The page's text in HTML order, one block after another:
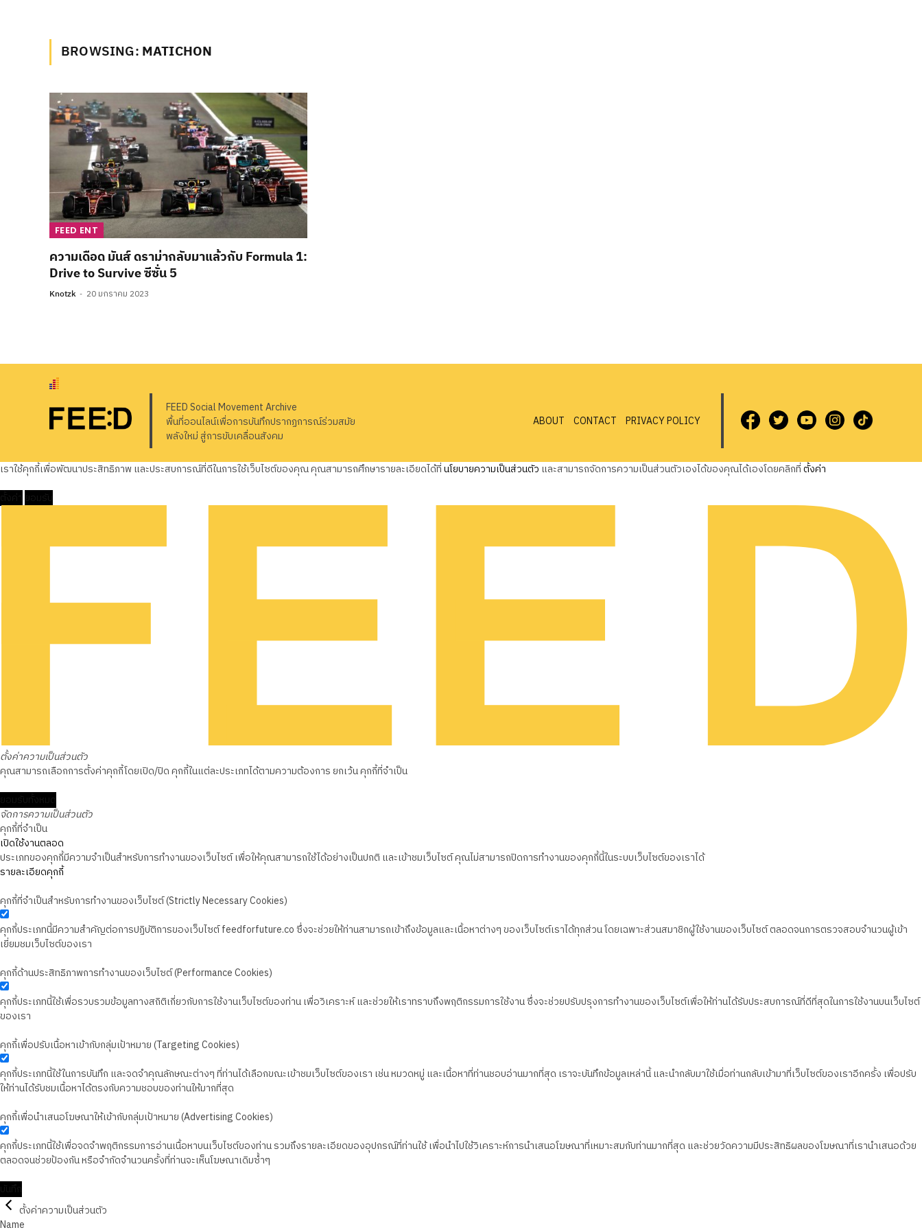
BROWSING:MATICHON
FEED ENT
ความเดือด มันส์ ดราม่ากลับมาแล้วกับ Formula 1:
Drive to Survive ซีซั่น 5
Knotzk 20 มกราคม 2023
FEED Social Movement Archive
พื้นที่ออนไลน์เพื่อการบันทึกปรากฏการณ์ร่วมสมัย
พลังใหม่ สู่การขับเคลื่อนสังคม
ABOUT CONTACT PRIVACY POLICY
เราใช้คุกกี้เพื่อพัฒนาประสิทธิภาพ และประสบการณ์ที่ดีในการใช้เว็บไซต์ของคุณ คุณสามารถศึกษารายละเอียดได้ที่นโยบายความเป็นส่วนตัว และสามารถจัดการความเป็นส่วนตัวเองได้ของคุณได้เองโดยคลิกที่ตั้งค่า
ตั้งค่าความเป็นส่วนตัว
คุณสามารถเลือกการตั้งค่าคุกกี้โดยเปิด/ปิด คุกกี้ในแต่ละประเภทได้ตามความต้องการ ยกเว้น คุกกี้ที่จำเป็น
จัดการความเป็นส่วนตัว
คุกกี้ที่จำเป็น
เปิดใช้งานตลอด
ประเภทของคุกกี้มีความจำเป็นสำหรับการทำงานของเว็บไซต์ เพื่อให้คุณสามารถใช้ได้อย่างเป็นปกติ และเข้าชมเว็บไซต์ คุณไม่สามารถปิดการทำงานของคุกกี้นี้ในระบบเว็บไซต์ของเราได้
รายละเอียดคุกกี้
คุกกี้ที่จำเป็นสำหรับการทำงานของเว็บไซต์ (Strictly Necessary Cookies)
คุกกี้ประเภทนี้มีความสำคัญต่อการปฏิบัติการของเว็บไซต์ feedforfuture.co ซึ่งจะช่วยให้ท่านสามารถเข้าถึงข้อมูลและเนื้อหาต่างๆ ของเว็บไซต์เราได้ทุกส่วน โดยเฉพาะส่วนสมาชิกผู้ใช้งานของเว็บไซต์ ตลอดจนการตรวจสอบจำนวนผู้เข้า
เยี่ยมชมเว็บไซต์ของเรา
คุกกี้ด้านประสิทธิภาพการทำงานของเว็บไซต์ (Performance Cookies)
คุกกี้ประเภทนี้ใช้เพื่อรวบรวมข้อมูลทางสถิติเกี่ยวกับการใช้งานเว็บไซต์ของท่าน เพื่อวิเคราะห์ และช่วยให้เราทราบถึงพฤติกรรมการใช้งาน ซึ่งจะช่วยปรับปรุงการทำงานของเว็บไซต์เพื่อให้ท่านได้รับประสบการณ์ที่ดีที่สุดในการใช้งานบนเว็บไซต์
ของเรา
คุกกี้เพื่อปรับเนื้อหาเข้ากับกลุ่มเป้าหมาย (Targeting Cookies)
คุกกี้ประเภทนี้ใช้ในการบันทึก และจดจำคุณลักษณะต่างๆ ที่ท่านได้เลือกขณะเข้าชมเว็บไซต์ของเรา เช่น หมวดหมู่ และเนื้อหาที่ท่านชอบอ่านมากที่สุด เราจะบันทึกข้อมูลเหล่านี้ และนำกลับมาใช้เมื่อท่านกลับเข้ามาที่เว็บไซต์ของเราอีกครั้ง เพื่อปรับ
ให้ท่านได้รับชมเนื้อหาได้ตรงกับความชอบของท่านให้มากที่สุด
คุกกี้เพื่อนำเสนอโฆษณาให้เข้ากับกลุ่มเป้าหมาย (Advertising Cookies)
คุกกี้ประเภทนี้ใช้เพื่อจดจำพฤติกรรมการอ่านเนื้อหาบนเว็บไซต์ของท่าน รวมถึงรายละเอียดของอุปกรณ์ที่ท่านใช้ เพื่อนำไปใช้วิเคราะห์การนำเสนอโฆษณาที่เหมาะสมกับท่านมากที่สุด และช่วยวัดความมีประสิทธิผลของโฆษณาที่เรานำเสนอด้วย
ตลอดจนช่วยป้องกัน หรือจำกัดจำนวนครั้งที่ท่านจะเห็นโฆษณาเดิมซ้ำๆ
ตั้งค่าความเป็นส่วนตัว
Name